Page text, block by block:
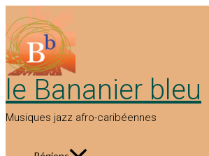
au
contenu
le Bananier bleu
Musiques jazz afro-caribéennes